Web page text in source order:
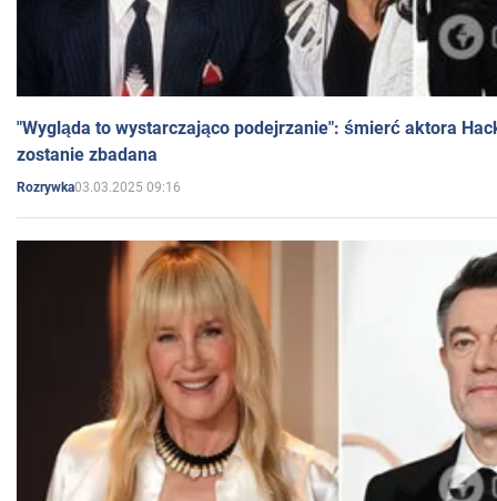
"Wygląda to wystarczająco podejrzanie": śmierć aktora
zostanie zbadana
Rozrywka03.03.2025 09:16